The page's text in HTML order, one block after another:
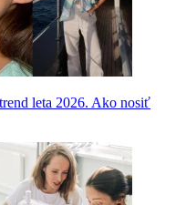
leta 2026. Ako nosiť